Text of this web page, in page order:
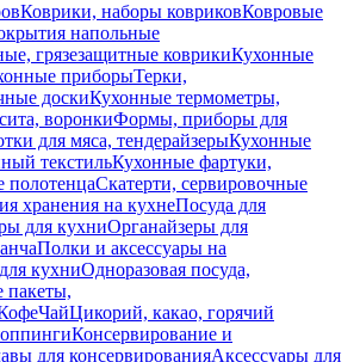
Коврики, наборы ковриковКовровые
напольные
грязезащитные коврикиКухонные
приборыТерки,
доскиКухонные термометры,
воронкиФормы, приборы для
для мяса, тендерайзерыКухонные
текстильКухонные фартуки,
полотенцаСкатерти, сервировочные
хранения на кухнеПосуда для
для кухниОрганайзеры для
Полки и аксессуары на
кухниОдноразовая посуда,
пакеты,
ЧайЦикорий, какао, горячий
Консервирование и
для консервированияАксессуары для